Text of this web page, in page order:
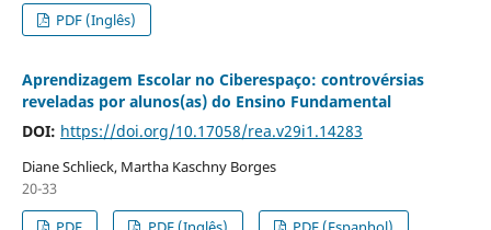
PDF (Inglês)
Aprendizagem Escolar no Ciberespaço: controvérsias
reveladas por alunos(as) do Ensino Fundamental
DOI: https://doi.org/10.17058/rea.v29i1.14283
Diane Schlieck, Martha Kaschny Borges
20-33